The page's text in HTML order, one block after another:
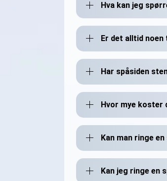
Hva kan jeg
Er det alltid noen
Har spåsiden
Hvor mye koster
Kan man ringe
Kan jeg ringe en